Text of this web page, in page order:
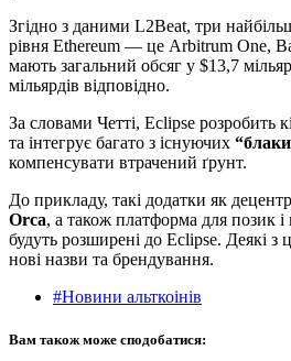
Згідно з даними L2Beat, три
рівня Ethereum — це Arbitrum One,
мають загальний обсяг у $13,7
мільярдів відповідно.
За словами Четті, Eclipse розробить
та інтегрує багато з існуючих
компенсувати втрачений ґрунт.
До прикладу, такі додатки як
Orca, а також платформа для позик і
будуть розширені до Eclipse. Деякі з
нові назви та брендування.
#Новини альткоінів
Вам також може сподобатися: